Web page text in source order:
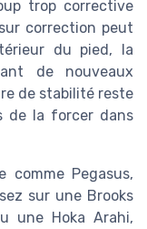
trop corrective
correction peut
du pied, la
de nouveaux
de stabilité reste
de la forcer dans
comme Pegasus,
sur une Brooks
une Hoka Arahi,